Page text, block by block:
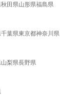
秋田県山形県福島県
千葉県東京都神奈川県
山梨県長野県